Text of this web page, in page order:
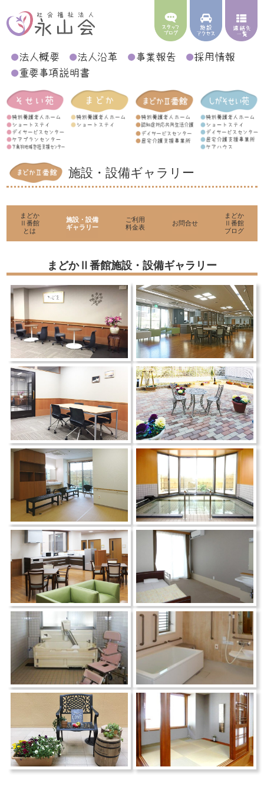
施設・設備ギャラリー
まどか
Ⅱ番館
とは
施設・設備
ギャラリー
ご利用
料金表
お問合せ
まどか
Ⅱ番館
ブログ
まどかⅡ番館施設・設備ギャラリー